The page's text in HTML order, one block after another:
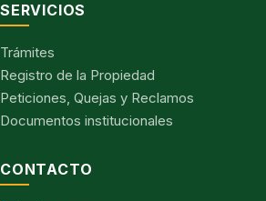
SERVICIOS
Trámites
Registro de la Propiedad
Peticiones, Quejas y Reclamos
Documentos institucionales
CONTACTO